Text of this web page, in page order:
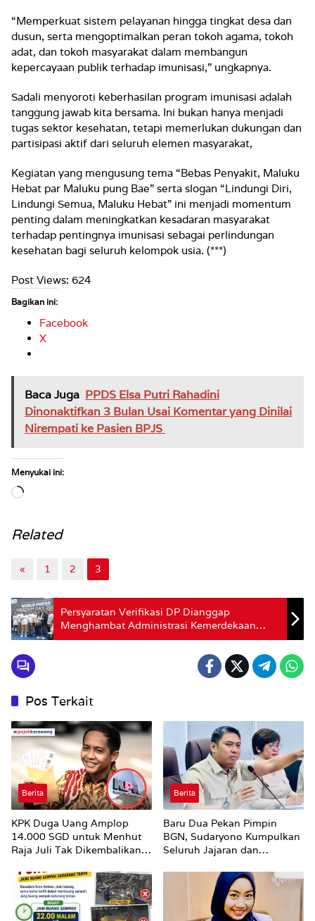
“Memperkuat sistem pelayanan hingga tingkat desa dan
dusun, serta mengoptimalkan peran tokoh agama, tokoh
adat, dan tokoh masyarakat dalam membangun
kepercayaan publik terhadap imunisasi,” ungkapnya.
Sadali menyoroti keberhasilan program imunisasi adalah
tanggung jawab kita bersama. Ini bukan hanya menjadi
tugas sektor kesehatan, tetapi memerlukan dukungan dan
partisipasi aktif dari seluruh elemen masyarakat,
Kegiatan yang mengusung tema “Bebas Penyakit, Maluku
Hebat par Maluku pung Bae” serta slogan “Lindungi Diri,
Lindungi Semua, Maluku Hebat” ini menjadi momentum
penting dalam meningkatkan kesadaran masyarakat
terhadap pentingnya imunisasi sebagai perlindungan
kesehatan bagi seluruh kelompok usia. (***)
Post Views: 624
Bagikan ini:
Facebook
X
Baca Juga PPDS Elsa Putri Rahadini
Dinonaktifkan 3 Bulan Usai Komentar yang Dinilai
Nirempati ke Pasien BPJS
Menyukai ini:
Memuat...
Related
« 1 2 3
Persyaratan Verifikasi DP Dianggap
Menghambat Administrasi Kemerdekaan
Pers
Pos Terkait
Berita
KPK Duga Uang Amplop
14.000 SGD untuk Menhut
Raja Juli Tak Dikembalikan
Berita
Baru Dua Pekan Pimpin
BGN, Sudaryono Kumpulkan
Seluruh Jajaran dan
Pungli dan Pemerasan
Supplier harus Berhenti